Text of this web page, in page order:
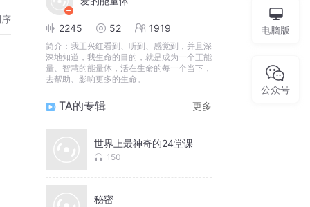
2245 52 1919
简介： 我王兴红看到、听到、感觉到，并且深
深地知道，我生命的目的，就是成为一个正能
量、智慧的能量体，活在生命的每一个当下，
去帮助、影响更多的生命。
TA的专辑 更多
世界上最神奇的24堂课
150
秘密
电脑版
公众号